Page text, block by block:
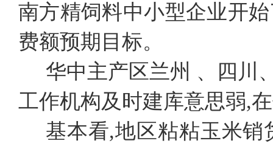
南方精饲料中小型企业开
费额预期目标。
华中主产区兰州 、四川
工作机构及时建库意思弱,
基本看,地区粘粘玉米